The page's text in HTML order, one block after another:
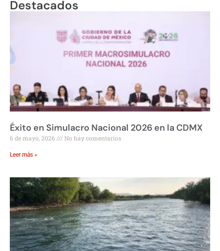
Destacados
Éxito en Simulacro Nacional 2026 en la CDMX
6 de mayo, 2026 No hay comentarios
Leer más »